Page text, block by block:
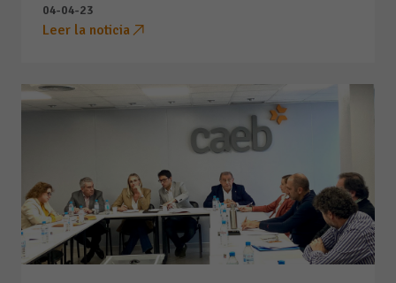
04-04-23
Leer la noticia